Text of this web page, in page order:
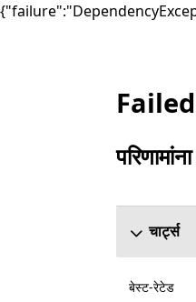
सूची
रिफाइन परिणाम
चार्ट्स
बेस्ट-रेटेड